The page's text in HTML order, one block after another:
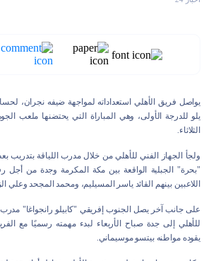
يواصل فريق الأهلي استعداداته لمواجهة ضيفه نجران،
يلو للدرجة الأولى، وهي المباراة التي يحتضنها ملعب
الثلاثاء.
ولجأ الجهاز الفني للأهلي من خلال مدرب اللياقة
"بحرة" الجبلية الواقعة بين مكة المكرمة وجدة من أجل
اللاعبين بينهم القائد ياسر المسيليم، ومحمد المجحد وعلي
على جانب آخر يصل الجنوب إفريقي "كابيلو رانجواغا" مدرب
للأهلي إلى جدة صباح الأربعاء لبدء مهمته رسميًا مع
يقوده مواطنه بيتسو موسيماني.